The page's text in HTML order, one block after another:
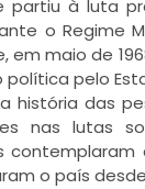
à luta
o Regime
maio de
pelo
história das
nas lutas
o país